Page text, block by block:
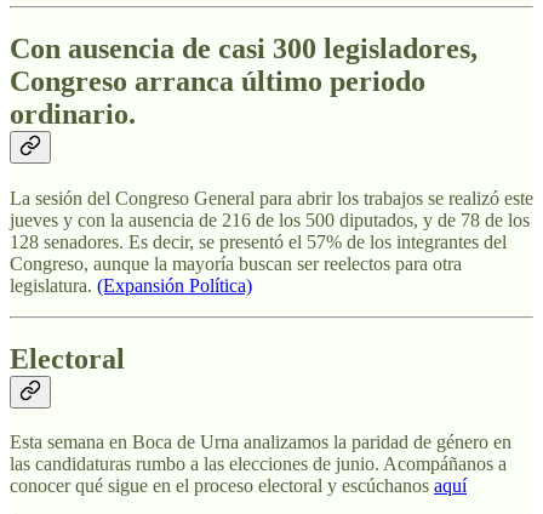
Con ausencia de casi 300 legisladores,
Congreso arranca último periodo
ordinario.
La sesión del Congreso General para abrir los trabajos se realizó este
jueves y con la ausencia de 216 de los 500 diputados, y de 78 de los
128 senadores. Es decir, se presentó el 57% de los integrantes del
Congreso, aunque la mayoría buscan ser reelectos para otra
legislatura. (Expansión Política)
Electoral
Esta semana en Boca de Urna analizamos la paridad de género en
las candidaturas rumbo a las elecciones de junio. Acompáñanos a
conocer qué sigue en el proceso electoral y escúchanos aquí